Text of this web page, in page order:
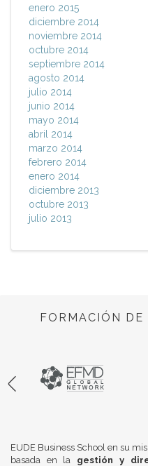
enero 2015
diciembre 2014
noviembre 2014
octubre 2014
septiembre 2014
agosto 2014
julio 2014
junio 2014
mayo 2014
abril 2014
marzo 2014
febrero 2014
enero 2014
diciembre 2013
octubre 2013
julio 2013
FORMACIÓN
EUDE Business School en su
basada en la gestión y